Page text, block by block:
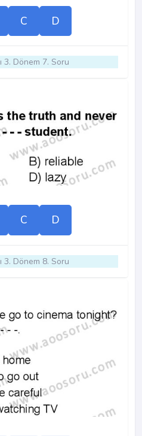
C D
3. Dönem 7. Soru
C D
3. Dönem 8. Soru